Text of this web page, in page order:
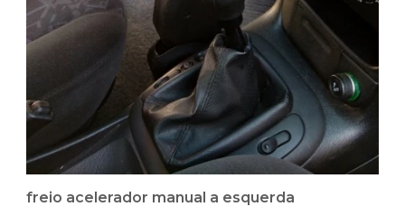
freio acelerador manual a esquerda